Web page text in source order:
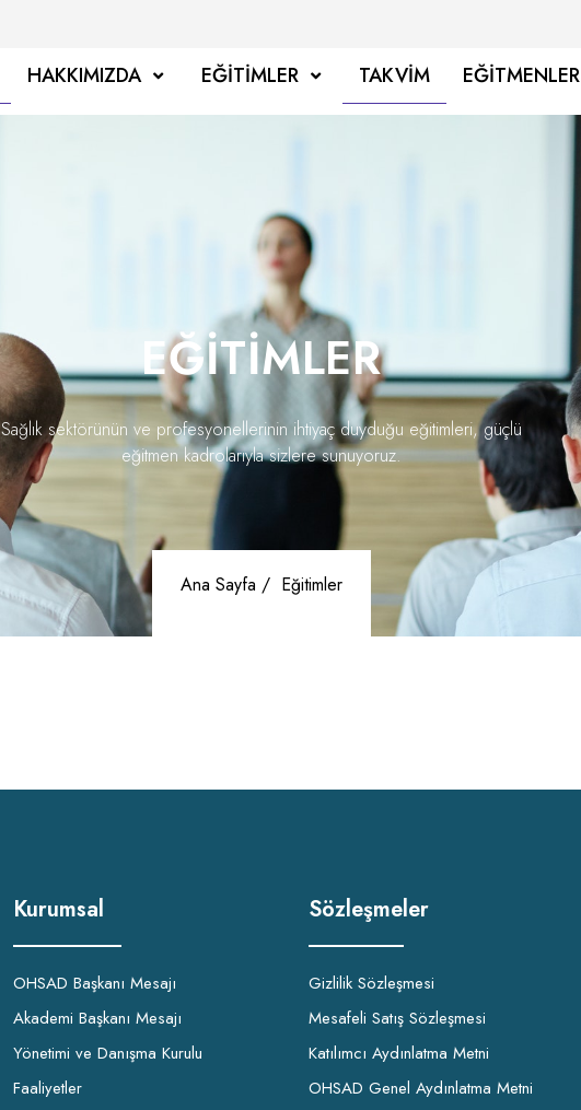
HAKKIMIZDA EĞITIMLER TAKVIM EĞITMENLER
EĞITIMLER
Sağlık sektörünün ve profesyonellerinin ihtiyaç duyduğu eğitimleri, güçlü
eğitmen kadrolarıyla sizlere sunuyoruz.
Ana Sayfa / Eğitimler
Kurumsal
OHSAD Başkanı Mesajı
Akademi Başkanı Mesajı
Yönetimi ve Danışma Kurulu
Faaliyetler
Sözleşmeler
Gizlilik Sözleşmesi
Mesafeli Satış Sözleşmesi
Katılımcı Aydınlatma Metni
OHSAD Genel Aydınlatma Metni